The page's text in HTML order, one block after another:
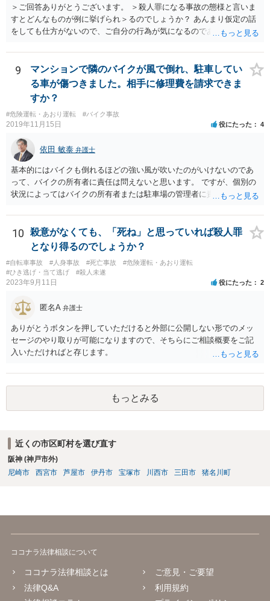
す。 •あなたとしては、保険会社側の調査結果や認識の根拠資料の提供
を保険会社側に求める等して、検察側にしっかりと説明できるように
しておきたいところです。場合によっては、あなた側の見解を適切に
ます（これらのことを自分で行うことが難しい場合には、お住まいの
地域等の弁護士に依頼し、弁護活動を行ってもらうことも考えられま
す）。 •あなだが加入している保険会社に弁護士費用特約が付いている
か確認しておきましょう。 •仮に刑事事件で不起訴になったとしても、
保険会社があくまで過失ゼロを主張し、何らの賠償もなされない場
合、今回の事故の相手からあなたに対し、民事で損害賠償請求訴訟の
提起がなされる可能性があります。そのときには、民事事件の対応を
弁護士に相談•依頼する必要が出てくるかもしれません。 •いずれにし
ても、この掲示板の守備範囲を超えているご相談と思われますので、
ご心配であれば、お住まいの地域等の弁護士に直接アポをとり、相談
なさってみることをご検討下さい。
＞ご回答ありがとうございます。 ＞殺人罪になる事故の態様と言いま
すとどんなものが例に挙げられ＞るのでしょうか？ あんまり仮定の話
をしても仕方がないので、ご自分の行為が気になるのであれば、何を
か、直接弁護士に相談に行くかしたほうがいいと思います。 殺人罪に
なりうる事故の態様だと、自転車が改造自転車か何かで時速１００キ
ロや１５０キロくらい出していれば殺人罪の実行行為性は認められる
と思いますので、殺人罪が成立しえますが・・・ 思いつく限りの例を
全て挙げるのは不可能ではあります。 ＞私は決して人を殺そうと思っ
て危険な運転をしたわけではありま＞せん。 殺人罪の故意は、「自分
の危険な運転で誰か人が死んでも構わない」くらいで成立します。そ
して自分でそう思っていなくても、客観的に人が死んでもおかしくな
い危険行為を、危険だと知っていてやると故意は認められてしまう可
能性が高いです。人を殺そうという意欲までは不要です。
9
マンションで隣のバイクが風で倒れ、駐車してい
る車が傷つきました。相手に修理費を請求できま
すか？
#危険運転・あおり運転 #バイク事故
2019年11月15日 役にたった 4
依田 敏泰 弁護士
基本的にはバイクも倒れるほどの強い風が吹いたのがいけないのであ
って、バイクの所有者に責任は問えないと思います。 ですが、個別の
状況によってはバイクの所有者または駐車場の管理者に責任を問うこ
来、バイクを止めるべき場所に止められていなかった場合です。バイ
クが風にあおられて車に倒れ込んでくるようであれば、車とバイクの
止まっていた位置はあまり離れていなかったと思われ、車に乗り降り
するためにも支障がある程度にしか離れていなかったものと思われま
す。そもそもそのような車の乗り降りに支障が生ずるような位置にバ
イクが止めるべき場所になっていたのでしょうか。バイクを止めるべ
責任を問える余地があると思います。 また、バイクが止まっていた場
所は指定された場所であり、バイクが止められていたことに問題がな
いのだとしたらバイクの所有者に責任は問えませんが、駐車場の配
置、レイアウトを設計した者に責任があるともいえ、このような接触
を引き起こしかねない状況の配置のままに放置をしていた駐車場管理
いうことです。
10
殺意がなくても、「死ね」と思っていれば殺人罪
となり得るのでしょうか？
#自転車事故 #人身事故 #死亡事故
#危険運転・あおり運転
#ひき逃げ・当て逃げ
#殺人未遂
2023年9月11日 役にたった 2
匿名A 弁護士
ありがとうボタンを押していただけると外部に公開しない形でのメッ
セージのやり取りが可能になりますので、そちらにご相談概要をご記
入いただければと存じます。
もっとみる
近くの市区町村を選び直す
阪神 (神戸市外)
尼崎市
西宮市 芦屋市 伊丹市 宝塚市 川西市 三田市 猪名川町
ココナラ法律相談について
ココナラ法律相談とは
法律Q&A
ご意見・ご要望
利用規約